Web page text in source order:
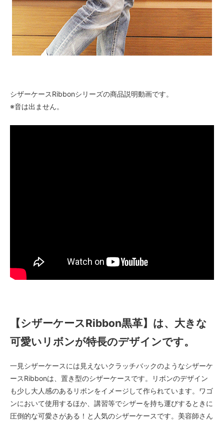
シザーケースRibbonシリーズの商品説明動画です。
※音は出ません。
【シザーケースRibbon黒革】は、大きな
可愛いリボンが特長のデザインです。
一見シザーケースには見えないクラッチバックのようなシザーケ
ースRibbonは、置き型のシザーケースです。リボンのデザイン
も少し大人感のあるリボンをイメージして作られています。ワゴ
ンにおいて使用するほか、講習等でシザーを持ち運びするときに
圧倒的な可愛さがある！と人気のシザーケースです。美容師さん